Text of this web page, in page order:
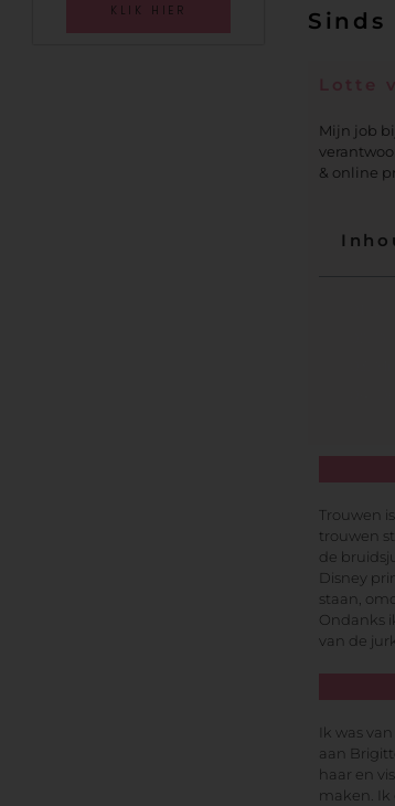
KLIK HIER
Lotte
Mijn job
& online
Trouwen
trouwen
de
Disney
staan,
Ondanks
van de
Ik was
aan
haar en
maken. Ik